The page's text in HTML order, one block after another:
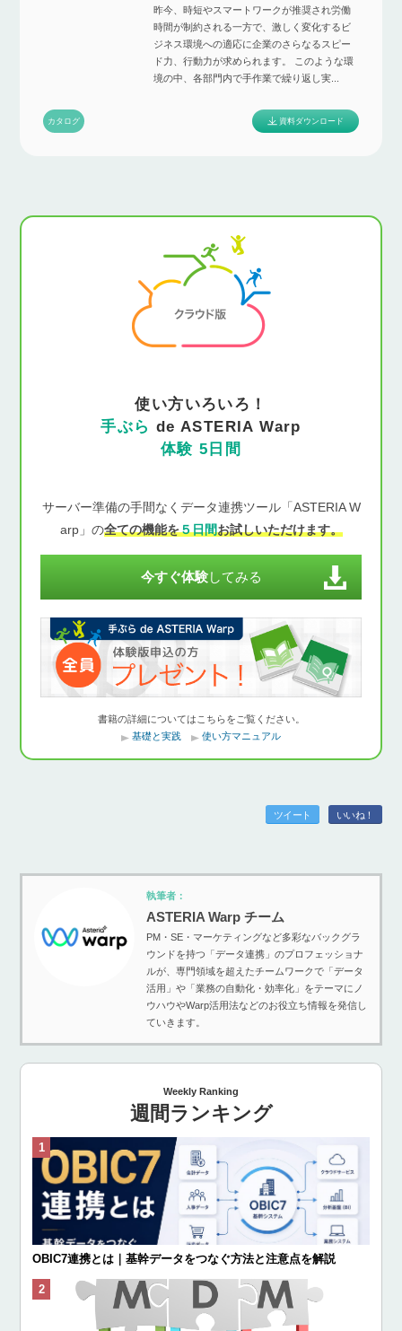
昨今、時短やスマートワークが推奨され労働
時間が制約される一方で、激しく変化するビ
ジネス環境への適応に企業のさらなるスピー
ド力、行動力が求められます。 このような環
境の中、各部門内で手作業で繰り返し実...
カタログ 資料ダウンロード
使い方いろいろ！
手ぶら de ASTERIA Warp
体験 5日間
サーバー準備の手間なくデータ連携ツール「ASTERIA W
arp」の全ての機能を５日間お試しいただけます。
今すぐ体験してみる
書籍の詳細についてはこちらをご覧ください。
基礎と実践
使い方マニュアル
ツイート いいね！
執筆者：
ASTERIA Warp チーム
PM・SE・マーケティングなど多彩なバックグラ
ウンドを持つ「データ連携」のプロフェッショナ
ルが、専門領域を超えたチームワークで「データ
活用」や「業務の自動化・効率化」をテーマにノ
ウハウやWarp活用法などのお役立ち情報を発信し
ていきます。
Weekly Ranking
週間ランキング
OBIC7連携とは｜基幹データをつなぐ方法と注意点を解説